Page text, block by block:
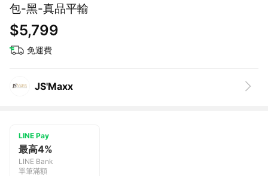
包-黑-真品平輸
$5,799
免運費
JS'Maxx
LINE Pay
最高4%
LINE Bank
單筆滿額